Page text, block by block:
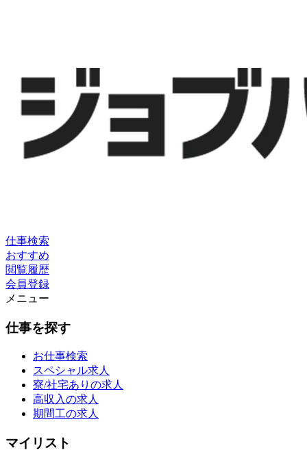
仕事検索
おすすめ
閲覧履歴
会員登録
メニュー
仕事を探す
お仕事検索
スペシャル求人
寮/社宅ありの求人
高収入の求人
期間工の求人
マイリスト